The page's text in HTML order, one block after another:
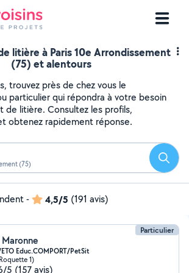
litière à Paris 10e Arrondissement
(75) et alentours
trouvez près de chez vous le
particulier qui répondra à votre besoin
de litière. Consultez les profils,
obtenez rapidement réponse.
(75)
- 4,5/5 (191 avis)
Particulier
Educ.COMPORT/PetSit
1)
5 (157 avis)